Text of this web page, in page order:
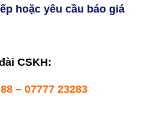
hoặc yêu cầu báo giá
CSKH:
– 07777 23283